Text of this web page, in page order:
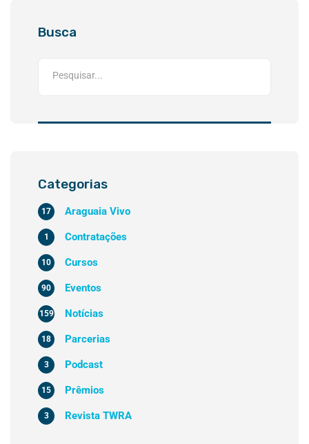
Busca
Categorias
Araguaia Vivo
17
Contratações
1
Cursos
10
Eventos
90
Notícias
159
Parcerias
18
Podcast
3
Prêmios
15
Revista TWRA
3